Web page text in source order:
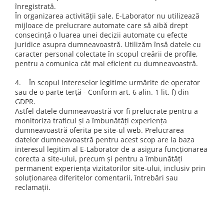
înregistrată.
În organizarea activității sale, E-Laborator nu utilizează
mijloace de prelucrare automate care să aibă drept
consecință o luarea unei decizii automate cu efecte
juridice asupra dumneavoastră. Utilizăm însă datele cu
caracter personal colectate în scopul creării de profile,
pentru a comunica cât mai eficient cu dumneavoastră.
4. În scopul intereselor legitime urmărite de operator
sau de o parte terță - Conform art. 6 alin. 1 lit. f) din
GDPR.
Astfel datele dumneavoastră vor fi prelucrate pentru a
monitoriza traficul și a îmbunătăți experiența
dumneavoastră oferita pe site-ul web. Prelucrarea
datelor dumneavoastră pentru acest scop are la baza
interesul legitim al E-Laborator de a asigura funcționarea
corecta a site-ului, precum și pentru a îmbunătăți
permanent experiența vizitatorilor site-ului, inclusiv prin
soluționarea diferitelor comentarii, întrebări sau
reclamații.